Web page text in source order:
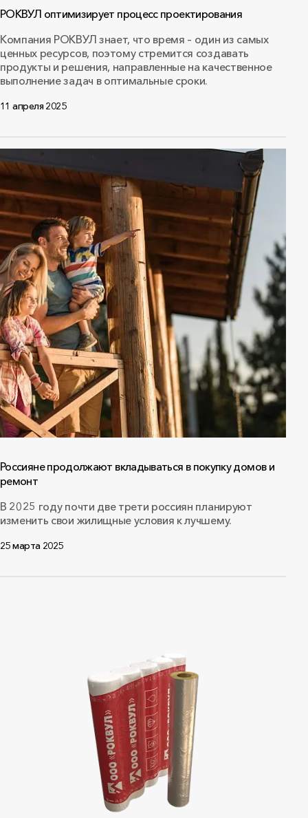
РОКВУЛ оптимизирует процесс проектирования
Компания РОКВУЛ знает, что время – один из самых
ценных ресурсов, поэтому стремится создавать
продукты и решения, направленные на качественное
выполнение задач в оптимальные сроки.
11 апреля 2025
Россияне продолжают вкладываться в покупку домов и
ремонт
В 2025 году почти две трети россиян планируют
изменить свои жилищные условия к лучшему.
25 марта 2025